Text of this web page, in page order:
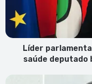
estado
saúde
deputado
baleado
Líder
saúde deputado